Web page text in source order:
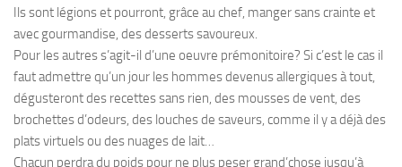
Ils sont légions et pourront, grâce au chef, manger sans crainte et
avec gourmandise, des desserts savoureux.
Pour les autres s’agit-il d’une oeuvre prémonitoire? Si c’est le cas il
faut admettre qu’un jour les hommes devenus allergiques à tout,
dégusteront des recettes sans rien, des mousses de vent, des
brochettes d’odeurs, des louches de saveurs, comme il y a déjà des
plats virtuels ou des nuages de lait…
Chacun perdra du poids pour ne plus peser grand’chose jusqu’à